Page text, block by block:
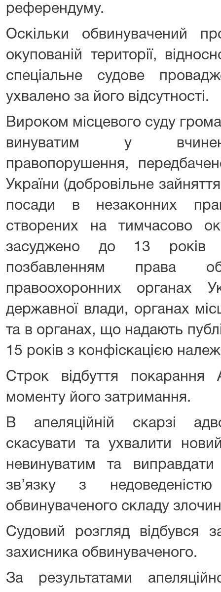
референдуму.
Оскільки обвинувачений
окупованій території,
спеціальне судове
ухвалено за його відсутності.
Вироком місцевого суду
винуватим у
правопорушення,
України (добровільне
посади в незаконних
створених на тимчасово
засуджено до 13 років
позбавленням права
правоохоронних органах
державної влади, органах
та в органах, що надають
15 років з конфіскацією
Строк відбуття
моменту його затримання.
В апеляційній скарзі
скасувати та ухвалити
невинуватим та
зв’язку з
обвинуваченого складу
Судовий розгляд відбувся
захисника обвинуваченого.
За результатами